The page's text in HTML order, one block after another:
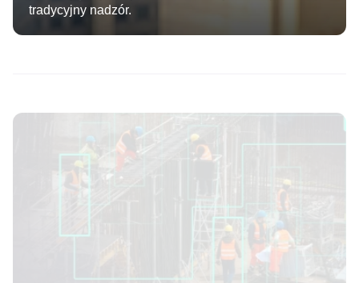
tradycyjny nadzór.